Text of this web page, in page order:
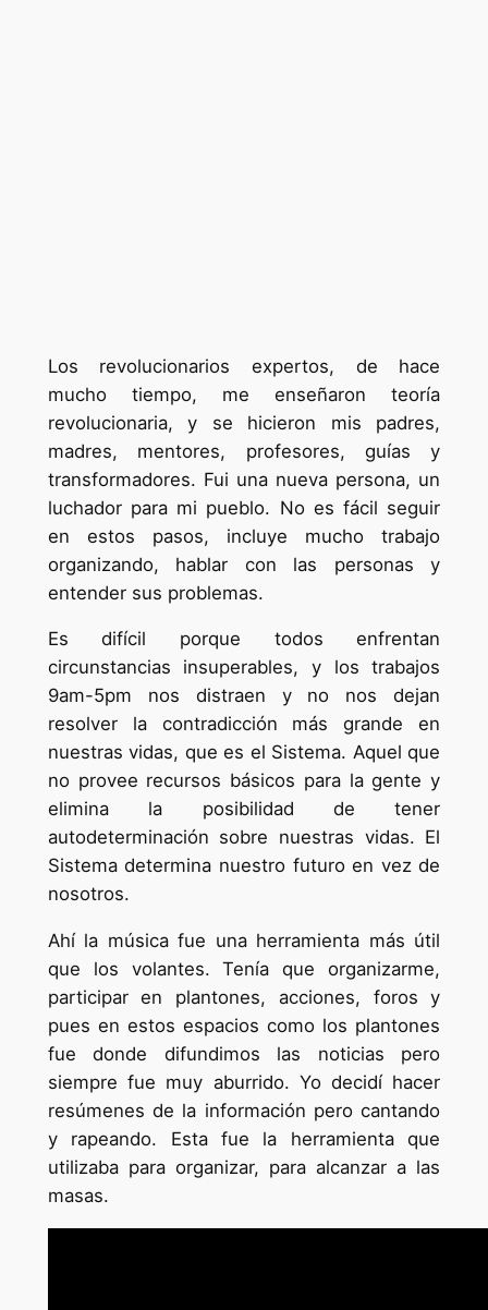
Los revolucionarios expertos, de hace
mucho tiempo, me enseñaron teoría
revolucionaria, y se hicieron mis padres,
madres, mentores, profesores, guías y
transformadores. Fui una nueva persona, un
luchador para mi pueblo. No es fácil seguir
en estos pasos, incluye mucho trabajo
organizando, hablar con las personas y
entender sus problemas.
Es difícil porque todos enfrentan
circunstancias insuperables, y los trabajos
9am-5pm nos distraen y no nos dejan
resolver la contradicción más grande en
nuestras vidas, que es el Sistema. Aquel que
no provee recursos básicos para la gente y
elimina la posibilidad de tener
autodeterminación sobre nuestras vidas. El
Sistema determina nuestro futuro en vez de
nosotros.
Ahí la música fue una herramienta más útil
que los volantes. Tenía que organizarme,
participar en plantones, acciones, foros y
pues en estos espacios como los plantones
fue donde difundimos las noticias pero
siempre fue muy aburrido. Yo decidí hacer
resúmenes de la información pero cantando
y rapeando. Esta fue la herramienta que
utilizaba para organizar, para alcanzar a las
masas.